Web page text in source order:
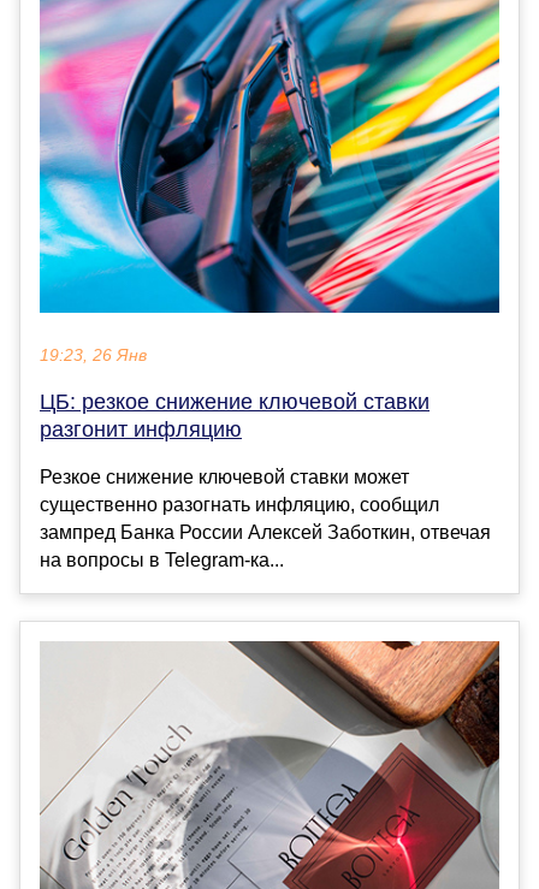
19:23, 26 Янв
ЦБ: резкое снижение ключевой ставки
разгонит инфляцию
Резкое снижение ключевой ставки может
существенно разогнать инфляцию, сообщил
зампред Банка России Алексей Заботкин, отвечая
на вопросы в Telegram-ка...